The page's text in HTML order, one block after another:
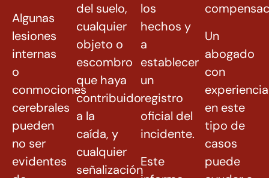
Algunas
lesiones
internas
o
conmociones
cerebrales
pueden
no ser
evidentes
del suelo,
cualquier
objeto o
escombro
que haya
contribuido
a la
caída, y
cualquier
señalización
los
hechos y
a
establecer
un
registro
oficial del
incidente.
Este
Un
abogado
con
experiencia
en este
tipo de
casos
puede